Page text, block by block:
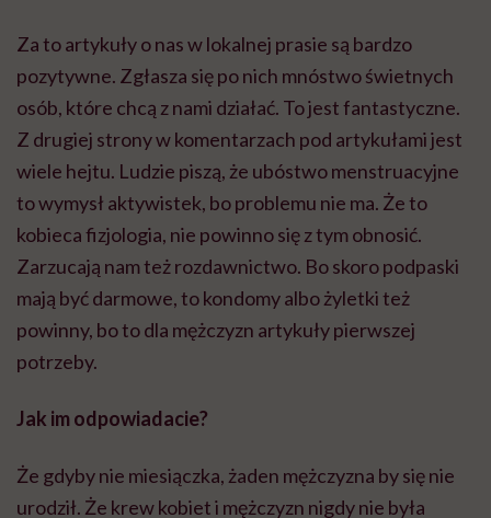
Za to artykuły o nas w lokalnej prasie są bardzo
pozytywne. Zgłasza się po nich mnóstwo świetnych
osób, które chcą z nami działać. To jest fantastyczne.
Z drugiej strony w komentarzach pod artykułami jest
wiele hejtu. Ludzie piszą, że ubóstwo menstruacyjne
to wymysł aktywistek, bo problemu nie ma. Że to
kobieca fizjologia, nie powinno się z tym obnosić.
Zarzucają nam też rozdawnictwo. Bo skoro podpaski
mają być darmowe, to kondomy albo żyletki też
powinny, bo to dla mężczyzn artykuły pierwszej
potrzeby.
Jak im odpowiadacie?
Że gdyby nie miesiączka, żaden mężczyzna by się nie
urodził. Że krew kobiet i mężczyzn nigdy nie była